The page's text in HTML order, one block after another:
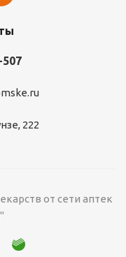
507
222
от сети аптек